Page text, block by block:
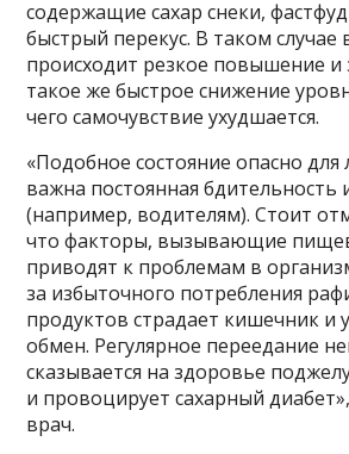
содержащие сахар снеки,
быстрый перекус. В таком случае
происходит резкое повышение и
такое же быстрое снижение
чего самочувствие ухудшается.
«Подобное состояние опасно
важна постоянная бдительность
(например, водителям). Стоит
что факторы, вызывающие
приводят к проблемам в
за избыточного потребления
продуктов страдает кишечник и
обмен. Регулярное переедание
сказывается на здоровье
и провоцирует сахарный
врач.